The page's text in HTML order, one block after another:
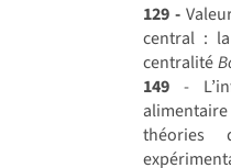
129 -
central :
centralité
149 -